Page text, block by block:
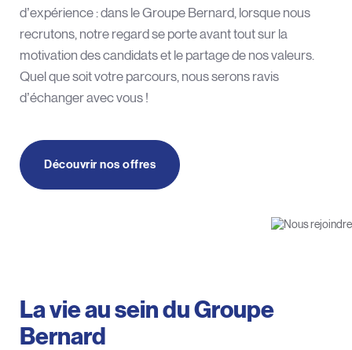
d’expérience : dans le Groupe Bernard, lorsque nous
recrutons, notre regard se porte avant tout sur la
motivation des candidats et le partage de nos valeurs.
Quel que soit votre parcours, nous serons ravis
d’échanger avec vous !
Découvrir nos offres
La vie au sein du Groupe
Bernard